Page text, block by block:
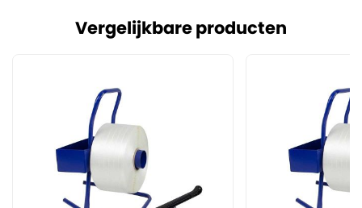
Vergelijkbare producten